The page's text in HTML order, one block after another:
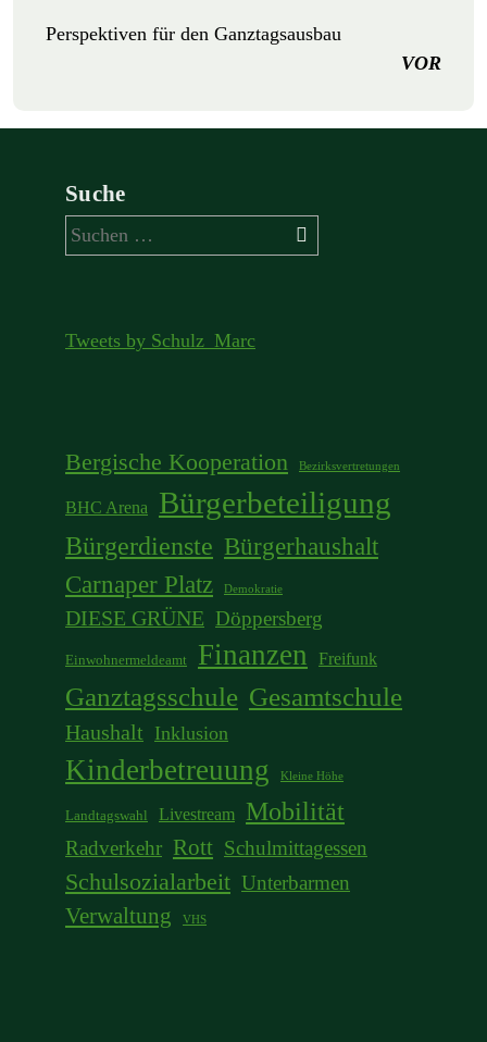
Perspektiven für den Ganztagsausbau
VOR
Suche
Suchen
nach:
Tweets by Schulz_Marc
Bergische Kooperation Bezirksvertretungen
BHC Arena Bürgerbeteiligung
Bürgerdienste Bürgerhaushalt
Carnaper Platz
Demokratie
DIESE GRÜNE Döppersberg
Einwohnermeldeamt Finanzen Freifunk
Ganztagsschule Gesamtschule
Haushalt Inklusion
Kinderbetreuung Kleine Höhe
Landtagswahl Livestream Mobilität
Radverkehr Rott Schulmittagessen
Schulsozialarbeit Unterbarmen
Verwaltung VHS